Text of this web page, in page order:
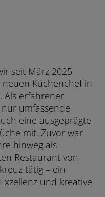
seit März 2025
Küchenchef in
Als erfahrener
umfassende
eine ausgeprägte
mit. Zuvor war
hinweg als
Restaurant von
tätig – ein
und kreative